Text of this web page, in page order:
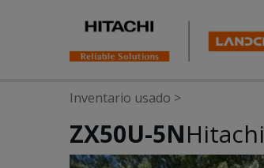
Inventario usado >
ZX50U-5NHitachi
Photos & Videos